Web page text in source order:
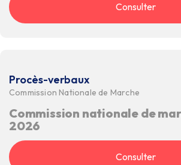
Consulter
Procès-verbaux
Commission Nationale de Marche
Commission nationale de
2026
Consulter